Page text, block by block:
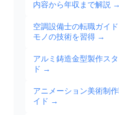
内容から年収まで解説 →
空調設備士の転職ガイ
モノの技術を習得 →
アルミ鋳造金型製作ス
ド →
アニメーション美術制
イド →